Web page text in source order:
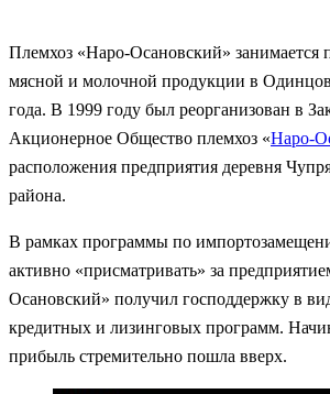
Племхоз «Наро-Осановский» занимается
мясной и молочной продукции в
года. В 1999 году был реорганизован в
Акционерное Общество племхоз «Наро-
расположения предприятия деревня
района.
В рамках программы по
активно «присматривать» за
Осановский» получил господдержку в
кредитных и лизинговых программ.
прибыль стремительно пошла вверх.